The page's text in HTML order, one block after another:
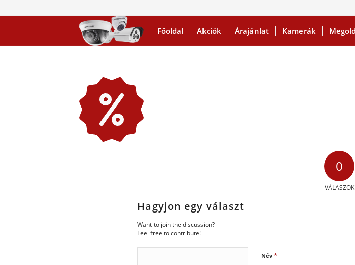
Főoldal Akciók Árajánlat Kamerák
0
VÁLASZOK
Hagyjon egy választ
Want to join the discussion?
Feel free to contribute!
Név *